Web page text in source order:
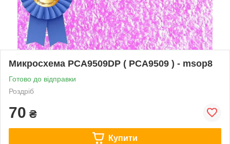
Микросхема PCA9509DP ( PCA9509 ) - msop8
Готово до відправки
Роздріб
70 ₴
Купити